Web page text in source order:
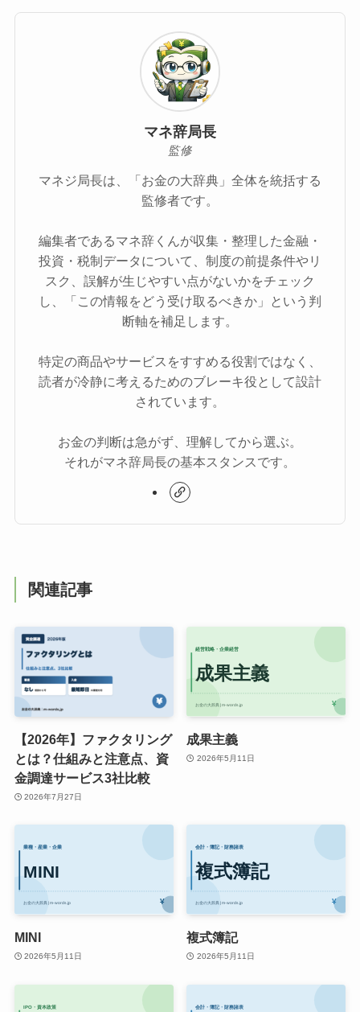
マネ辞局長
監修
マネジ局長は、「お金の大辞典」全体を統括する
監修者です。
編集者であるマネ辞くんが収集・整理した金融・
投資・税制データについて、制度の前提条件やリ
スク、誤解が生じやすい点がないかをチェック
し、「この情報をどう受け取るべきか」という判
断軸を補足します。
特定の商品やサービスをすすめる役割ではなく、
読者が冷静に考えるためのブレーキ役として設計
されています。
お金の判断は急がず、理解してから選ぶ。
それがマネ辞局長の基本スタンスです。
関連記事
【2026年】ファクタリング
とは？仕組みと注意点、資
金調達サービス3社比較
2026年7月27日
成果主義
2026年5月11日
MINI
2026年5月11日
複式簿記
2026年5月11日